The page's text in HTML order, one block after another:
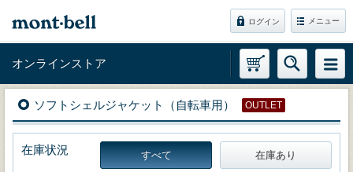
ログイン メニュー
オンラインストア
ソフトシェルジャケット（自転車用） OUTLET
在庫状況 すべて 在庫あり